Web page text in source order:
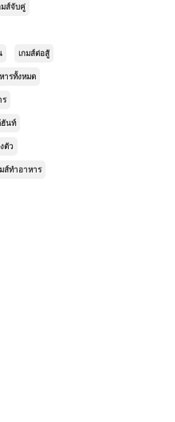
มส์จับคู่
เกมส์ต่อสู้
ารทั้งหมด
ร
ฮันท์
ตัว
ส์ทำอาหาร